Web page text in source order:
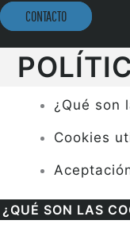
CONTACTO
¿Qué son
Cookies
¿QUÉ SON LAS